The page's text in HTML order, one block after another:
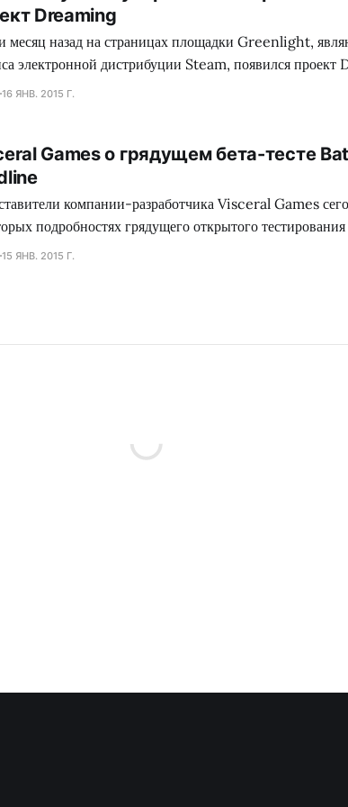
Dennaton
Dreaming
месяц назад на страницах площадки Greenlight,
электронной дистрибуции Steam, появился
необыкновенным сеттингом, а также
с экшеном Mirror`s Edge, хотя сами
16 ЯНВ. 2015 Г.
Games о грядущем бета-тесте
компании-разработчика Visceral Games
подробностях грядущего открытого
шутера Battlefield: Hardline, а также поделились
15 ЯНВ. 2015 Г.